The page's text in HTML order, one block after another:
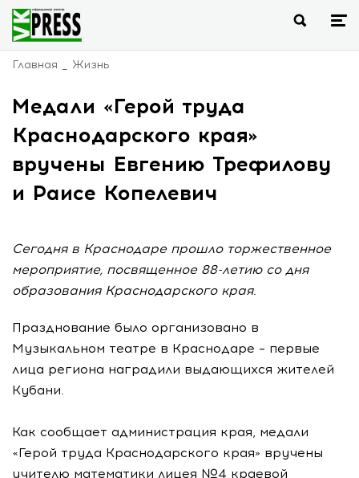
Главная Жизнь
Медали «Герой труда
Краснодарского края»
вручены Евгению Трефилову
и Раисе Копелевич
Сегодня в Краснодаре прошло торжественное
мероприятие, посвященное 88-летию со дня
образования Краснодарского края.
Празднование было организовано в
Музыкальном театре в Краснодаре – первые
лица региона наградили выдающихся жителей
Кубани.
Как сообщает администрация края, медали
«Герой труда Краснодарского края» вручены
учителю математики лицея №4 краевой